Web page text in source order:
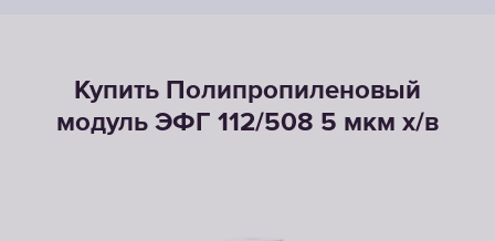
Купить Полипропиленовый
модуль ЭФГ 112/508 5 мкм х/в